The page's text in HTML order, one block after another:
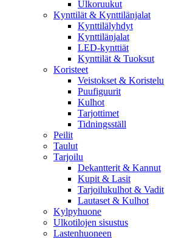
Ulkoruukut
Kynttilät & Kynttilänjalat
Kynttilälyhdyt
Kynttilänjalat
LED-kynttiät
Kynttilät & Tuoksut
Koristeet
Veistokset & Koristelu
Puufiguurit
Kulhot
Tarjottimet
Tidningsställ
Peilit
Taulut
Tarjoilu
Dekantterit & Kannut
Kupit & Lasit
Tarjoilukulhot & Vadit
Lautaset & Kulhot
Kylpyhuone
Ulkotilojen sisustus
Lastenhuoneen